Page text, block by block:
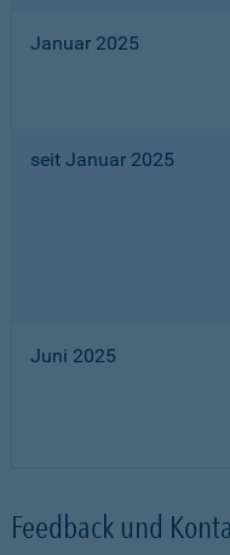
Januar 2025
seit Januar 2025
Juni 2025
Feedback und